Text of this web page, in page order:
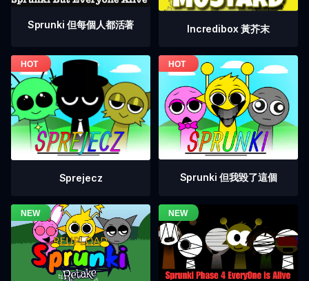
Sprunki 但每個人都活著 Incredibox 黃芥末
Sprejecz Sprunki 但我毀了這個